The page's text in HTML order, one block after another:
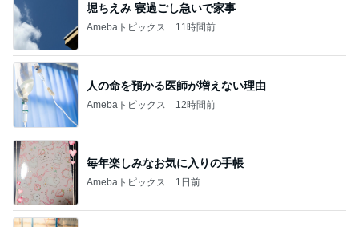
堀ちえみ 寝過ごし急いで家事
Amebaトピックス 11時間前
人の命を預かる医師が増えない理由
Amebaトピックス 12時間前
毎年楽しみなお気に入りの手帳
Amebaトピックス 1日前